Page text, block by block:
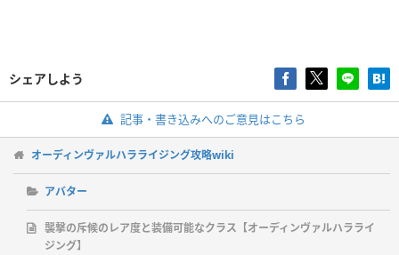
シェアしよう
記事・書き込みへのご意見はこちら
オーディンヴァルハラライジング攻略wiki
アバター
襲撃の斥候のレア度と装備可能なクラス【オーディンヴァルハラライ
ジング】